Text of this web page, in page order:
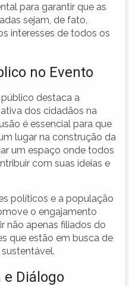
para garantir que as
sejam, de fato,
interesses de todos os
no Evento
destaca a
dos cidadãos na
é essencial para que
lugar na construção da
um espaço onde todos
com suas ideias e
políticos e a população
o engajamento
não apenas filiados do
que estão em busca de
e Diálogo